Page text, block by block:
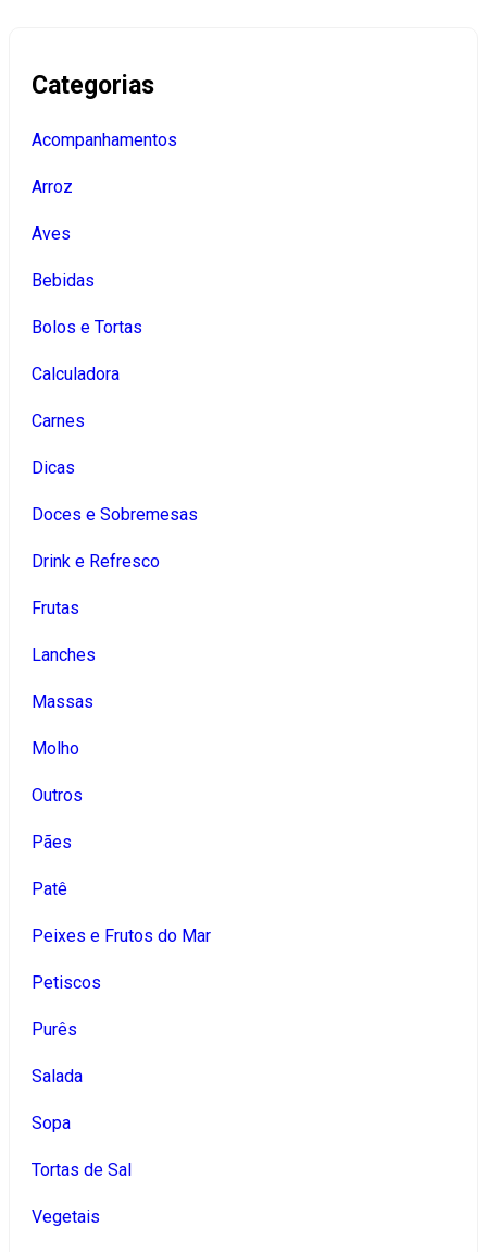
Categorias
Acompanhamentos
Arroz
Aves
Bebidas
Bolos e Tortas
Calculadora
Carnes
Dicas
Doces e Sobremesas
Drink e Refresco
Frutas
Lanches
Massas
Molho
Outros
Pães
Patê
Peixes e Frutos do Mar
Petiscos
Purês
Salada
Sopa
Tortas de Sal
Vegetais